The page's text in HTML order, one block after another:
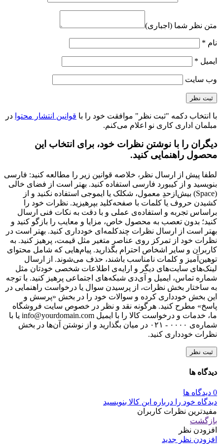
متن نظر شما (اجباری)
نام *
ایمیل *
وب‌ سایت
با انتخاب دکمه "ثبت نظر" موافقت خود را با قوانین انتشار محتوا در
مبلمان اداری کاری نو اعلام می‌کنم.
دیگران را با نوشتن نظرات خود، برای انتخاب این
محصول راهنمایی کنید.
لطفا پیش از ارسال نظر، خلاصه قوانین زیر را مطالعه کنید: فارسی
بنویسید و از کیبورد فارسی استفاده کنید. بهتر است از فضای خالی
(Space) بیش‌از‌حدِ معمول، شکلک یا ایموجی استفاده نکنید و از
کشیدن حروف یا کلمات با صفحه‌کلید بپرهیزید. نظرات خود را
براساس تجربه و استفاده‌ی عملی و با دقت به نکات فنی ارسال
کنید؛ بدون تعصب به محصول خاص، مزایا و معایب را بازگو کنید و
بهتر است از ارسال نظرات چندکلمه‌‌ای خودداری کنید. بهتر است در
نظرات خود از تمرکز روی عناصر متغیر مثل قیمت، پرهیز کنید. به
کاربران و سایر اشخاص احترام بگذارید. پیام‌هایی که شامل محتوای
توهین‌آمیز و کلمات نامناسب باشند، حذف می‌شوند. از ارسال
لینک‌های سایت‌های دیگر و ارایه‌ی اطلاعات شخصی خودتان مثل
شماره تماس، ایمیل و آی‌دی شبکه‌های اجتماعی پرهیز کنید. با توجه
به ساختار بخش نظرات، از پرسیدن سوال یا درخواست راهنمایی در
این بخش خودداری کرده و سوالات خود را در بخش «پرسش و
پاسخ» مطرح کنید. هرگونه نقد و نظر در خصوص سایت فروشگاه
ما، خدمات و درخواست کالا را با ایمیل info@yourdomain.com یا با
شماره‌ی ۰۰۰۰ - ۰۲۱ در میان بگذارید و از نوشتن آن‌ها در بخش
نظرات خودداری کنید.
ثبت نظر
دیدگاه ها
0 دیدگاه ها
دیدگاه خود را درباره این کالا بنویسید
مفیدترین نظرات کاربران
بازگشت
افزودن نظر
افزودن نظر جدید